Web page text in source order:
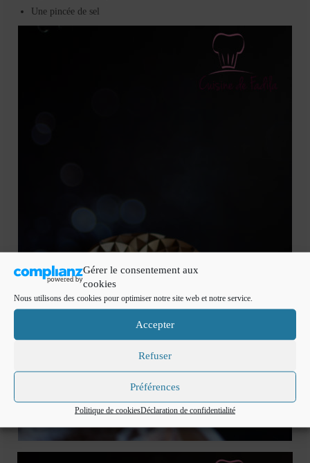
Gérer le consentement aux
cookies
Nous utilisons des cookies pour optimiser notre site web et notre service.
Accepter
Refuser
Préférences
Politique de cookiesDéclaration de confidentialité
Une pincée de sel